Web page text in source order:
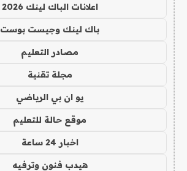
اعلانات الباك لينك 2026
باك لينك وجيست بوست
مصادر التعليم
مجلة تقنية
يو ان بي الرياضي
موقع حالة للتعليم
اخبار 24 ساعة
هيدب فنون وترفيه